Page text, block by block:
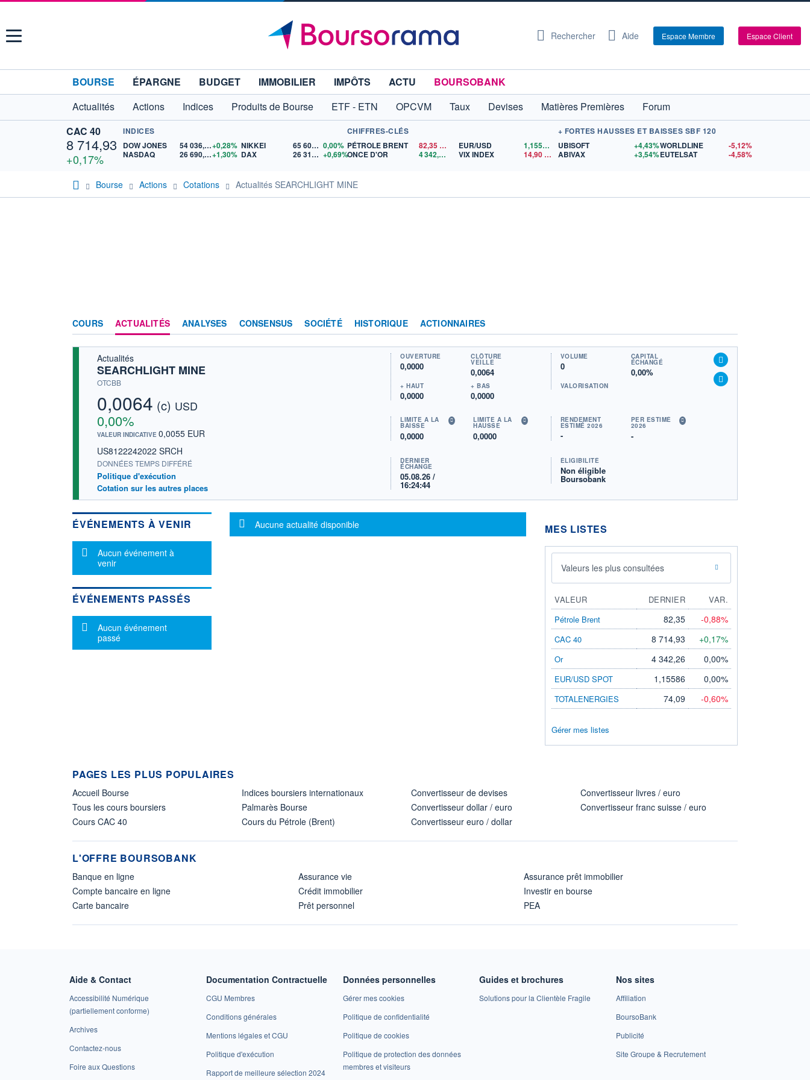
Menu Rechercher Aide Espace Membre Espace Client
BOURSE ÉPARGNE BUDGET IMMOBILIER IMPÔTS ACTU
BOURSOBANK
Actualités
Actions Indices Produits de Bourse ETF - ETN OPCVM Taux Devises Matières Premières
Forum
CAC 40
8 714,93
+0,17%
INDICES
DOW JONES
54 036,93+0,28%
NASDAQ
26 690,62+1,30%
NIKKEI 65 606,71 0,00%
DAX
26 319,45 +0,69%
CHIFFRES-CLÉS
PÉTROLE BRENT
82,35$US
ONCE D'OR
4 342,26 $US
EUR/USD 1,1559$US
VIX INDEX
14,90
+ FORTES HAUSSES ET BAISSES SBF 120
UBISOFT
+4,43%
ABIVAX
+3,54%
WORLDLINE
-5,12%
EUTELSAT
-4,58%
Bourse Actions Cotations Actualités SEARCHLIGHT MINE
COURS ACTUALITÉS ANALYSES CONSENSUS SOCIÉTÉ HISTORIQUE ACTIONNAIRES
Actualités
SEARCHLIGHT MINE
OTCBB
0,0064 (c) USD
0,00%
VALEUR INDICATIVE 0,0055 EUR
US8122242022 SRCH
DONNÉES TEMPS DIFFÉRÉ
Politique d'exécution
Cotation sur les autres places
OUVERTURE
0,0000
CLÔTURE
VEILLE
0,0064
+ HAUT
0,0000
+ BAS
0,0000
VOLUME
0
CAPITAL
ÉCHANGÉ
0,00%
VALORISATION
LIMITE À LA
BAISSE
0,0000
LIMITE À LA
HAUSSE
0,0000
RENDEMENT
ESTIMÉ 2026
-
PER ESTIMÉ
2026
-
DERNIER
ÉCHANGE
05.08.26 /
16:24:44
ÉLIGIBILITÉ
Non éligible
Boursobank
ÉVÉNEMENTS À VENIR
Message d'information
Aucun événement à
venir
ÉVÉNEMENTS PASSÉS
Message d'information
Aucun événement
passé
Message d'information
Aucune actualité disponible MES LISTES
Valeurs les plus consultées
VALEUR DERNIER
VAR.
Pétrole Brent
82,35 -0,88%
CAC 40 8 714,93 +0,17%
Or 4 342,26 0,00%
EUR/USD SPOT 1,15586 0,00%
TOTALENERGIES 74,09 -0,60%
Gérer mes listes
PAGES LES PLUS POPULAIRES
Accueil Bourse
Tous les cours boursiers
Cours CAC 40
Indices boursiers internationaux
Palmarès Bourse
Cours du Pétrole (Brent)
Convertisseur de devises
Convertisseur dollar / euro
Convertisseur euro / dollar
Convertisseur livres / euro
Convertisseur franc suisse / euro
L'OFFRE BOURSOBANK
Banque en ligne
Compte bancaire en ligne
Carte bancaire
Assurance vie
Crédit immobilier
Prêt personnel
Assurance prêt immobilier
Investir en bourse
PEA
Aide & Contact
Accessibilité Numérique
(partiellement conforme)
Archives
Contactez-nous
Foire aux Questions
Documentation Contractuelle
CGU Membres
Conditions générales
Mentions légales et CGU
Politique d'exécution
Rapport de meilleure sélection 2024
Données personnelles
Gérer mes cookies
Politique de confidentialité
Politique de cookies
Politique de protection des données
membres et visiteurs
Guides et brochures
Solutions pour la Clientèle Fragile
Nos sites
Affiliation
BoursoBank
Publicité
Site Groupe & Recrutement